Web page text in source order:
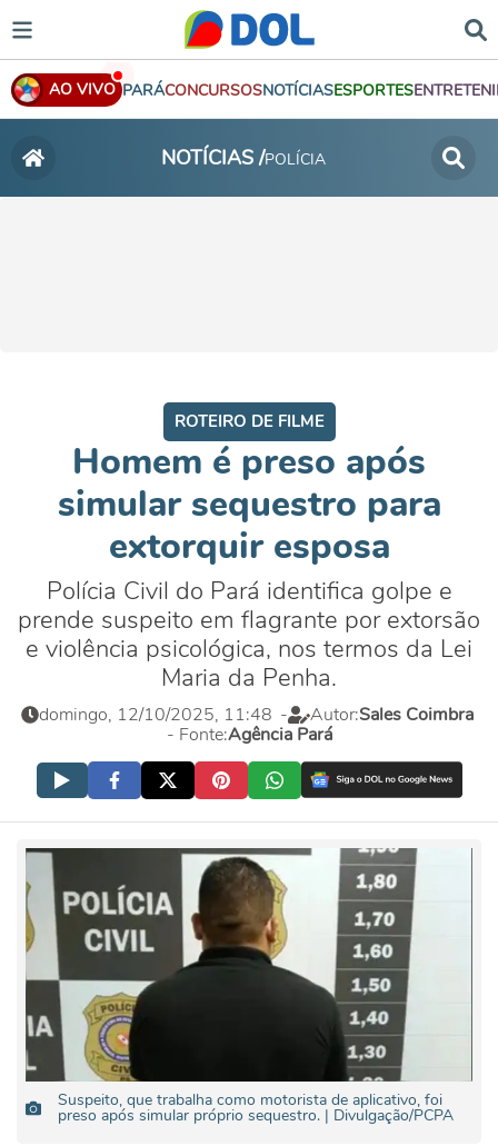
AO VIVO PARÁCONCURSOSNOTÍCIASESPORTES
NOTÍCIAS /POLÍCIA
ROTEIRO DE FILME
Homem é preso após
simular sequestro para
extorquir esposa
Polícia Civil do Pará identifica golpe e
prende suspeito em flagrante por extorsão
e violência psicológica, nos termos da Lei
Maria da Penha.
domingo, 12/10/2025, 11:48 - Autor:Sales Coimbra
- Fonte:Agência Pará
Suspeito, que trabalha como motorista de aplicativo, foi
preso após simular próprio sequestro. | Divulgação/PCPA